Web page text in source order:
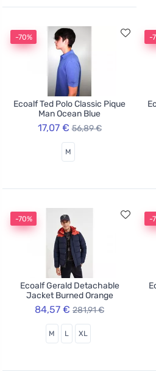
-70%
Ecoalf Ted Polo Classic Pique
Man Ocean Blue
17,07 € 56,89 €
M
-
-70%
Ecoalf Gerald Detachable
Jacket Burned Orange
84,57 € 281,91 €
M L XL
-